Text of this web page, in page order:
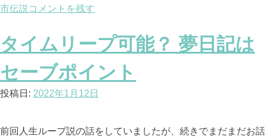
市伝説 コメントを残す
タイムリープ可能？ 夢日記は
セーブポイント
投稿日: 2022年1月12日
前回人生ループ説の話をしていましたが、続きでまだまだお話